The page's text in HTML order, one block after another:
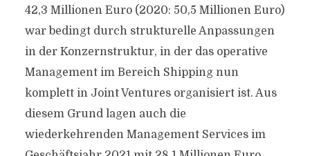
42,3 Millionen Euro (2020: 50,5 Millionen Euro)
war bedingt durch strukturelle Anpassungen
in der Konzernstruktur, in der das operative
Management im Bereich Shipping nun
komplett in Joint Ventures organisiert ist. Aus
diesem Grund lagen auch die
wiederkehrenden Management Services im